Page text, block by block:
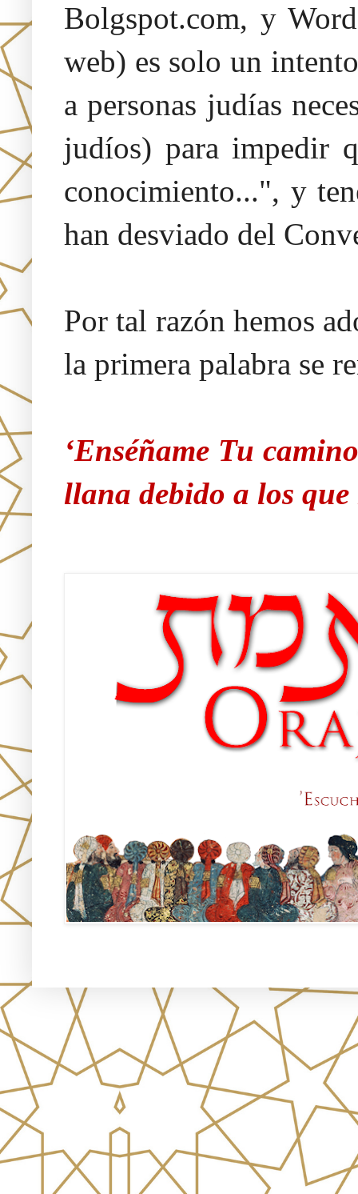
Bolgspot.com, y
web) es solo un
a personas judías
judíos) para impedir
conocimiento...", y
han desviado del
Por tal razón hemos
la primera palabra se
‘Enséñame Tu
llana debido a los que